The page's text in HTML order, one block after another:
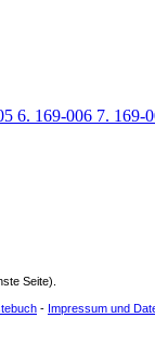
6. 169-006 7. 169-
Seite).
- Impressum und